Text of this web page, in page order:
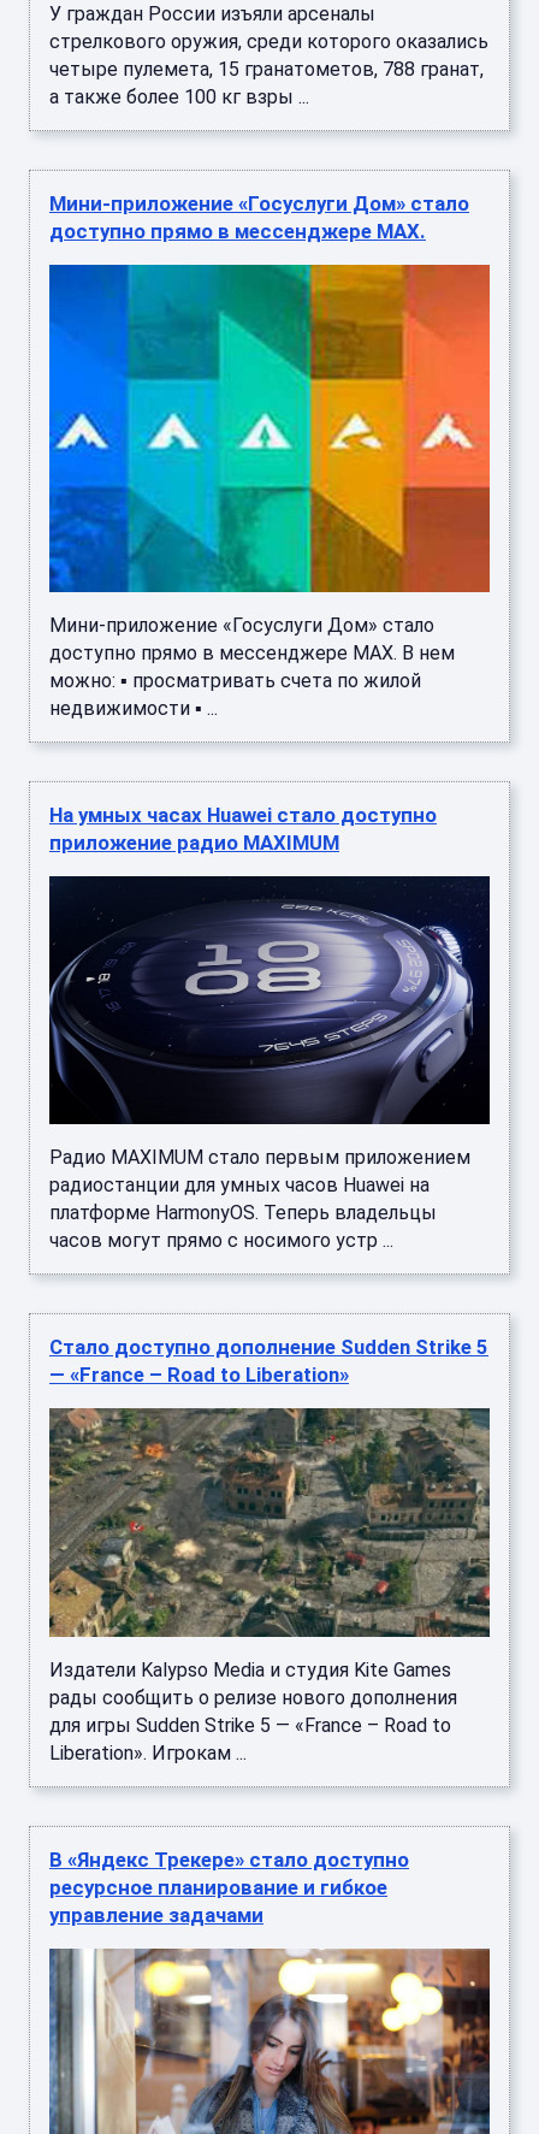
У граждан России изъяли арсеналы
стрелкового оружия, среди которого оказались
четыре пулемета, 15 гранатометов, 788 гранат,
а также более 100 кг взры ...
Мини-приложение «Госуслуги Дом» стало
доступно прямо в мессенджере MAX.
Мини-приложение «Госуслуги Дом» стало
доступно прямо в мессенджере MAX. В нем
можно: ▪️ просматривать счета по жилой
недвижимости ▪️ ...
На умных часах Huawei стало доступно
приложение радио MAXIMUM
Радио MAXIMUM стало первым приложением
радиостанции для умных часов Huawei на
платформе HarmonyOS. Теперь владельцы
часов могут прямо с носимого устр ...
Стало доступно дополнение Sudden Strike 5
— «France – Road to Liberation»
Издатели Kalypso Media и студия Kite Games
рады сообщить о релизе нового дополнения
для игры Sudden Strike 5 — «France – Road to
Liberation». Игрокам ...
В «Яндекс Трекере» стало доступно
ресурсное планирование и гибкое
управление задачами